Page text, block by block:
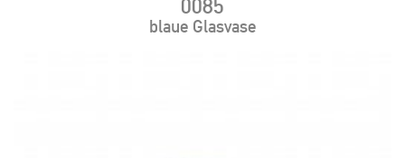
0085
blaue Glasvase